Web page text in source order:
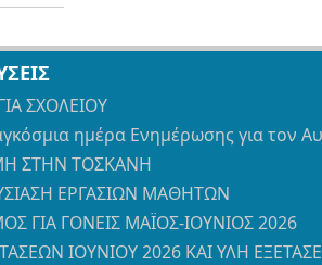
ΣΧΟΛΕΙΟΥ
ημέρα Ενημέρωσης για τον
ΣΤΗΝ ΤΟΣΚΑΝΗ
ΕΡΓΑΣΙΩΝ ΜΑΘΗΤΩΝ
ΓΙΑ ΓΟΝΕΙΣ ΜΑΪΟΣ-ΙΟΥΝΙΟΣ 2026
ΙΟΥΝΙΟΥ 2026 ΚΑΙ ΥΛΗ